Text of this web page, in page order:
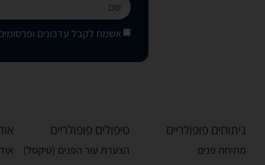
אשמח לקבל עדכונים
ניתוחים פופולריים
מתיחת פנים
טיפולים פופולריים
הצערת עור הפנים (טיקסל)